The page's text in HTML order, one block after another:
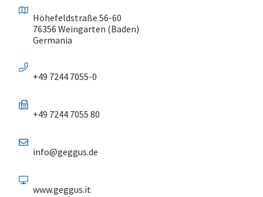
Höhefeldstraße 56-60
76356 Weingarten (Baden)
Germania
+49 7244 7055-0
+49 7244 7055 80
info@geggus.de
www.geggus.it